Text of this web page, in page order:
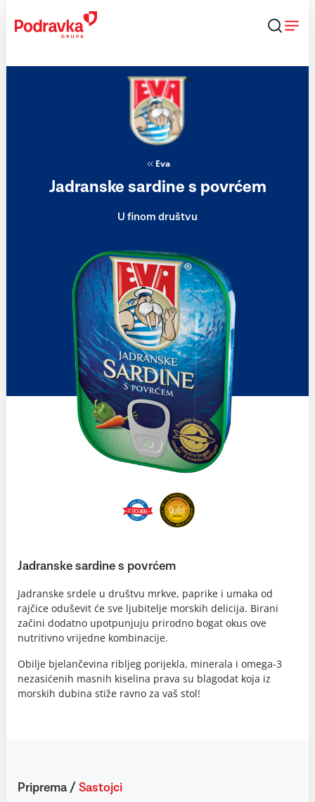
content
Eva
Jadranske sardine s povrćem
U finom društvu
Jadranske sardine s povrćem
Jadranske srdele u društvu mrkve, paprike i umaka od
rajčice oduševit će sve ljubitelje morskih delicija. Birani
začini dodatno upotpunjuju prirodno bogat okus ove
nutritivno vrijedne kombinacije.
Obilje bjelančevina ribljeg porijekla, minerala i omega-3
nezasićenih masnih kiselina prava su blagodat koja iz
morskih dubina stiže ravno za vaš stol!
Priprema / Sastojci